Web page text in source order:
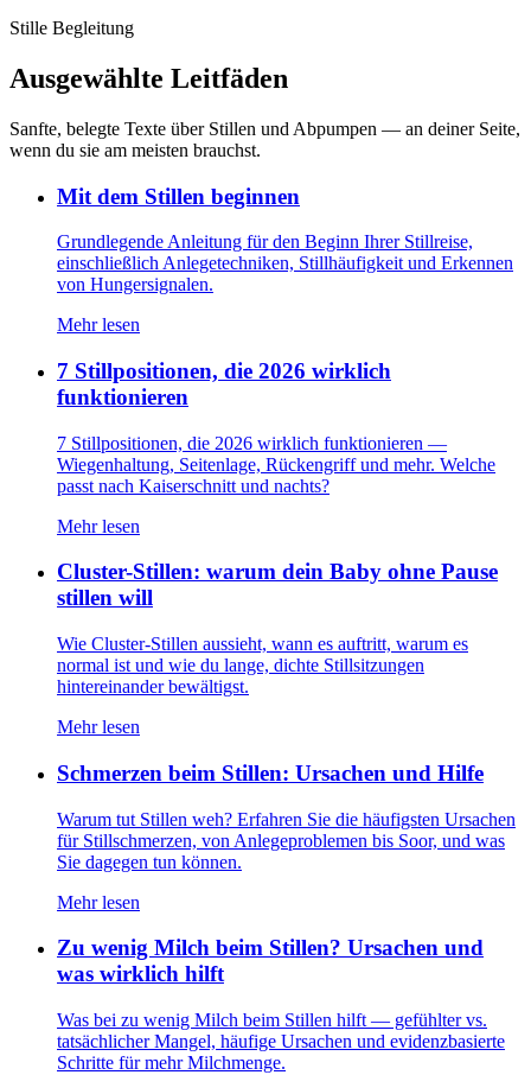
Stille Begleitung
Ausgewählte Leitfäden
Sanfte, belegte Texte über Stillen und Abpumpen — an deiner Seite,
wenn du sie am meisten brauchst.
Mit dem Stillen beginnen
Grundlegende Anleitung für den Beginn Ihrer Stillreise,
einschließlich Anlegetechniken, Stillhäufigkeit und Erkennen
von Hungersignalen.
Mehr lesen
7 Stillpositionen, die 2026 wirklich
funktionieren
7 Stillpositionen, die 2026 wirklich funktionieren —
Wiegenhaltung, Seitenlage, Rückengriff und mehr. Welche
passt nach Kaiserschnitt und nachts?
Mehr lesen
Cluster-Stillen: warum dein Baby ohne Pause
stillen will
Wie Cluster-Stillen aussieht, wann es auftritt, warum es
normal ist und wie du lange, dichte Stillsitzungen
hintereinander bewältigst.
Mehr lesen
Schmerzen beim Stillen: Ursachen und Hilfe
Warum tut Stillen weh? Erfahren Sie die häufigsten Ursachen
für Stillschmerzen, von Anlegeproblemen bis Soor, und was
Sie dagegen tun können.
Mehr lesen
Zu wenig Milch beim Stillen? Ursachen und
was wirklich hilft
Was bei zu wenig Milch beim Stillen hilft — gefühlter vs.
tatsächlicher Mangel, häufige Ursachen und evidenzbasierte
Schritte für mehr Milchmenge.